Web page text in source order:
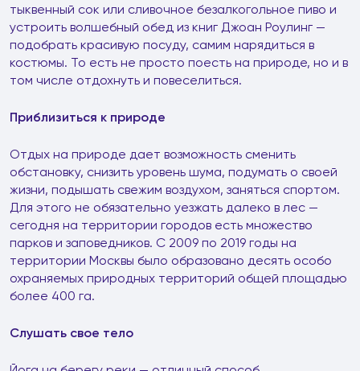
тыквенный сок или сливочное безалкогольное пиво и
устроить волшебный обед из книг Джоан Роулинг —
подобрать красивую посуду, самим нарядиться в
костюмы. То есть не просто поесть на природе, но и в
том числе отдохнуть и повеселиться.
Приблизиться к природе
Отдых на природе дает возможность сменить
обстановку, снизить уровень шума, подумать о своей
жизни, подышать свежим воздухом, заняться спортом.
Для этого не обязательно уезжать далеко в лес —
сегодня на территории городов есть множество
парков и заповедников. С 2009 по 2019 годы на
территории Москвы было образовано десять особо
охраняемых природных территорий общей площадью
более 400 га.
Слушать свое тело